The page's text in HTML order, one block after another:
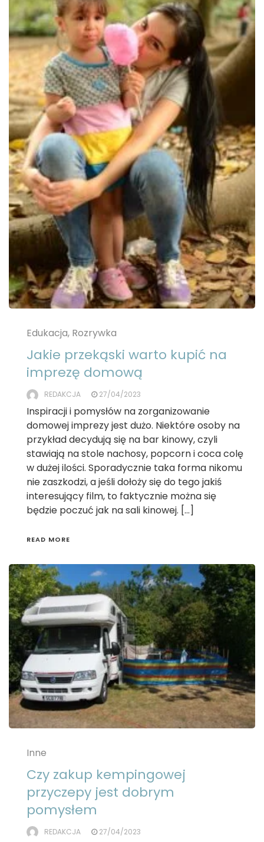
Edukacja, Rozrywka
Jakie przekąski warto kupić na
imprezę domową
REDAKCJA 27/04/2023
Inspiracji i pomysłów na zorganizowanie
domowej imprezy jest dużo. Niektóre osoby na
przykład decydują się na bar kinowy, czyli
stawiają na stole nachosy, popcorn i coca colę
w dużej ilości. Sporadycznie taka forma nikomu
nie zaszkodzi, a jeśli dołoży się do tego jakiś
interesujący film, to faktycznie można się
będzie poczuć jak na sali kinowej. […]
READ MORE
Inne
Czy zakup kempingowej
przyczepy jest dobrym
pomysłem
REDAKCJA 27/04/2023